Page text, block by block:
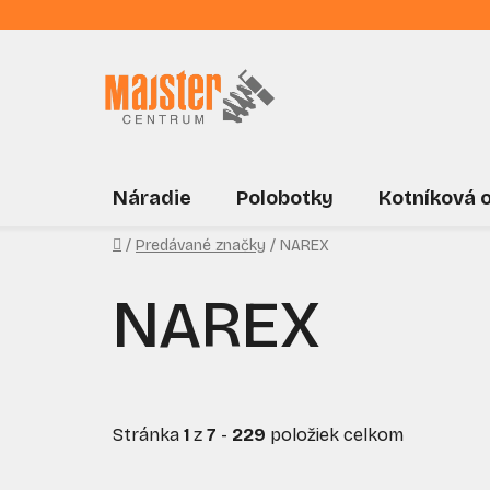
na
Náradie Polobotky Kotníková
Domov
/ Predávané značky / NAREX
NAREX
Stránka 1 z 7 - 229 položiek celkom